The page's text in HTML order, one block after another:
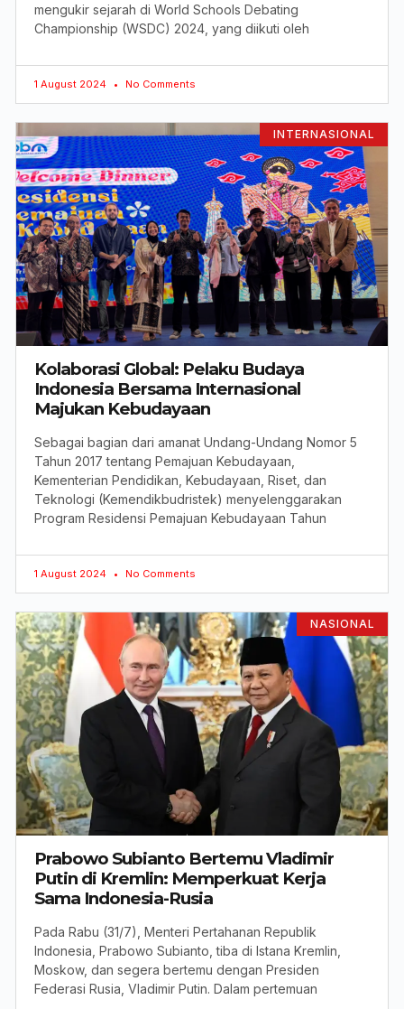
mengukir sejarah di World Schools Debating
Championship (WSDC) 2024, yang diikuti oleh
1 August 2024 No Comments
INTERNASIONAL
Kolaborasi Global: Pelaku Budaya
Indonesia Bersama Internasional
Majukan Kebudayaan
Sebagai bagian dari amanat Undang-Undang Nomor 5
Tahun 2017 tentang Pemajuan Kebudayaan,
Kementerian Pendidikan, Kebudayaan, Riset, dan
Teknologi (Kemendikbudristek) menyelenggarakan
Program Residensi Pemajuan Kebudayaan Tahun
1 August 2024 No Comments
NASIONAL
Prabowo Subianto Bertemu Vladimir
Putin di Kremlin: Memperkuat Kerja
Sama Indonesia-Rusia
Pada Rabu (31/7), Menteri Pertahanan Republik
Indonesia, Prabowo Subianto, tiba di Istana Kremlin,
Moskow, dan segera bertemu dengan Presiden
Federasi Rusia, Vladimir Putin. Dalam pertemuan